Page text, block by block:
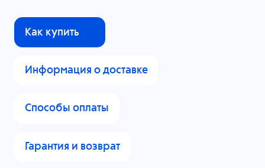
Как купить
Информация о доставке
Способы оплаты
Гарантия и возврат